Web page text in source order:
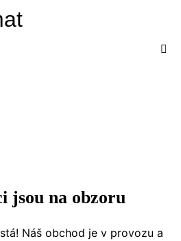
jsou na obzoru
Náš obchod je v provozu a